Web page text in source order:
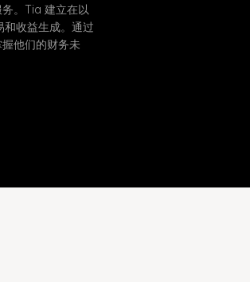
。Tia 建立在以
和收益生成。通过
他们的财务未